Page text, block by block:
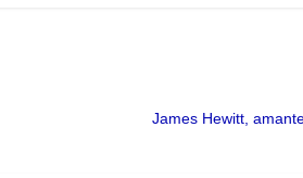
James Hewitt,